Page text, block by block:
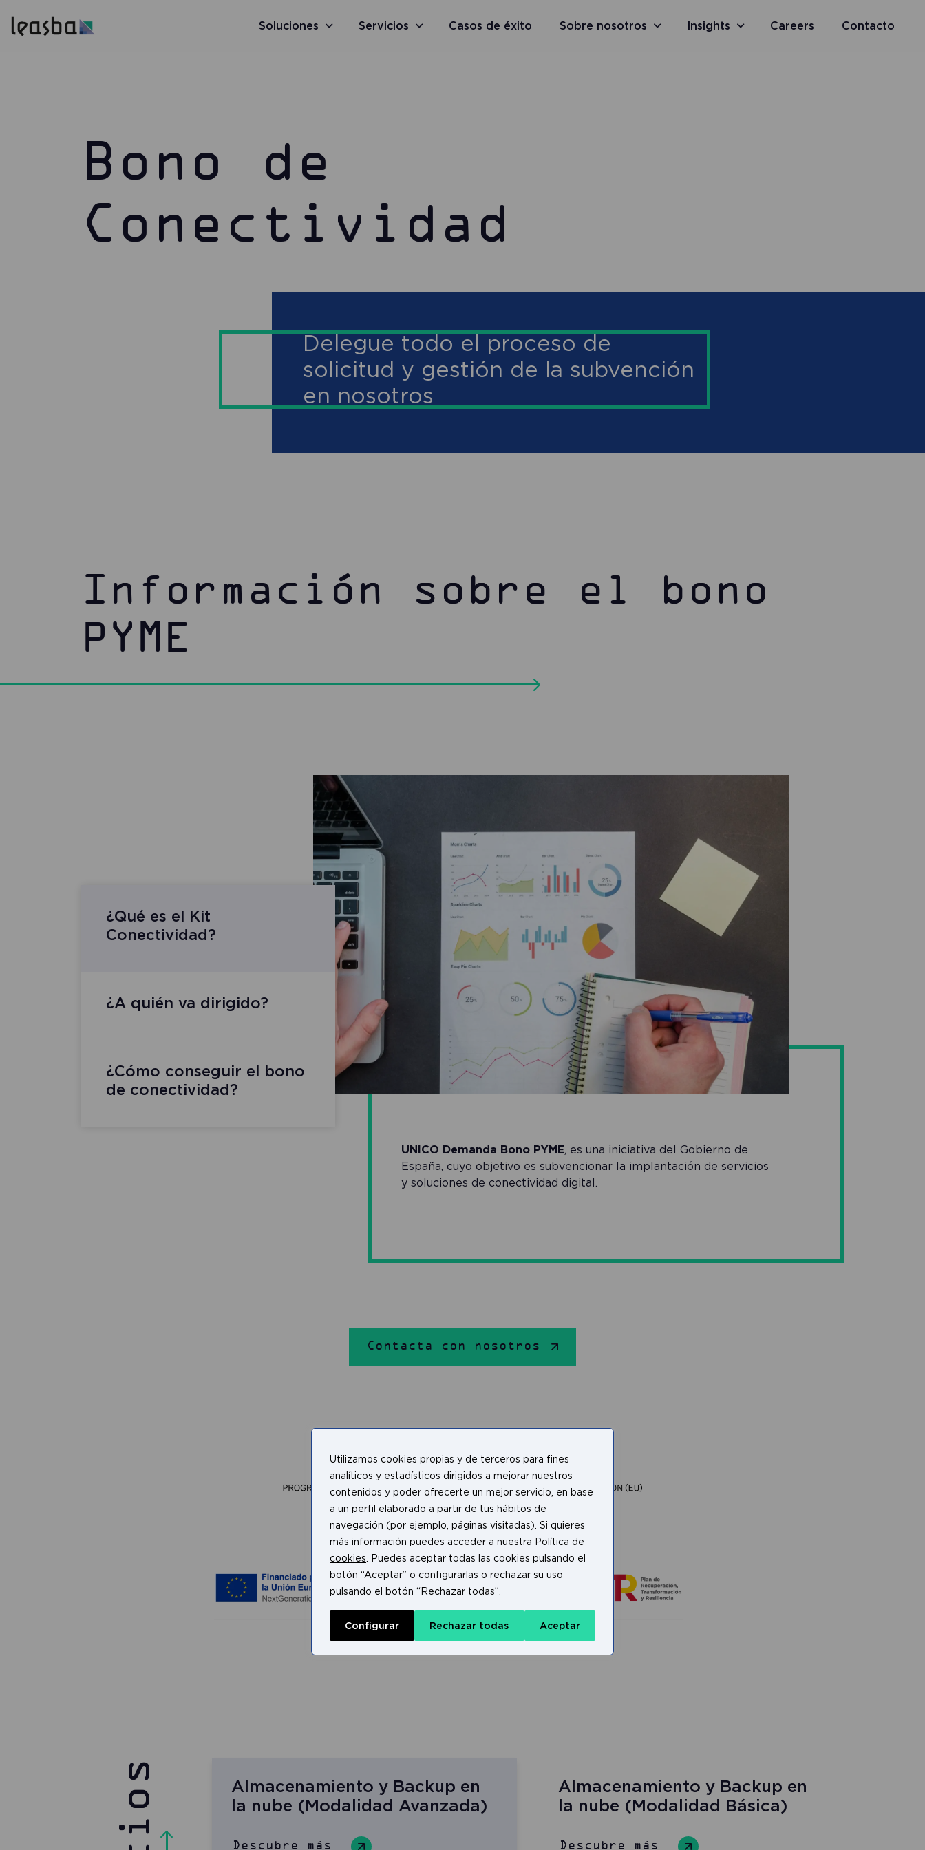
Utilizamos cookies propias y de terceros para fines
analíticos y estadísticos dirigidos a mejorar nuestros
contenidos y poder ofrecerte un mejor servicio, en base
a un perfil elaborado a partir de tus hábitos de
navegación (por ejemplo, páginas visitadas). Si quieres
más información puedes acceder a nuestra Política de
cookies . Puedes aceptar todas las cookies pulsando el
botón “Aceptar” o configurarlas o rechazar su uso
pulsando el botón “Rechazar todas”.
Configurar Rechazar todas Aceptar
Soluciones Servicios Casos de éxito Sobre nosotros Insights Careers Contacto
Bono de
Conectividad
Delegue todo el proceso de
solicitud y gestión de la subvención
en nosotros
Información sobre el bono
PYME
¿Qué es el Kit
Conectividad?
¿A quién va dirigido?
¿Cómo conseguir el bono
de conectividad?
UNICO Demanda Bono PYME, es una iniciativa del Gobierno de
España, cuyo objetivo es subvencionar la implantación de servicios
y soluciones de conectividad digital.
Contacta con nosotros
Almacenamiento y Backup en
la nube (Modalidad Avanzada)
Descubre más
Almacenamiento y Backup en
la nube (Modalidad Básica)
Descubre más